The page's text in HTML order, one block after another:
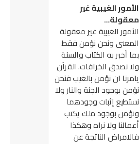
الأمور الغيبية غير
معقولة…
الأمور الغيبية غير معقولة
المعنى ونحن نؤمن فقط
بما أخبر به الكتاب والسنة
ولا نصدق الخرافات. القرآن
يامرنا ان نؤمن بالغيب فنحن
نؤمن بوجود الجنة والنار ولا
نستطيع إثبات وجودهما
ونؤمن بوجود ملك يكتب
أعمالنا ولا نراه وهكذا
فالامراض الناتجة عن